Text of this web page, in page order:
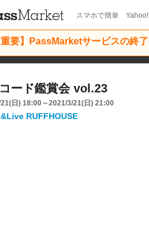
スマホで簡単 Yahoo!
重要】PassMarketサービスの終
ード鑑賞会 vol.23
日) 18:00～2021/3/21(日) 21:00
RUFFHOUSE